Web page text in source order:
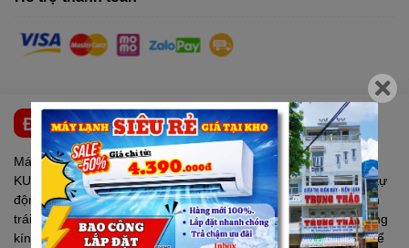
ĐẶC ĐIỂM NỔI BẬT
Máy ép trái cây tốc độ chậm dành cho kinh doanh hiệu
KUVINGSCS520CB với thiết kế miệng máy ép nguyên trái lẫy tự
động thông minh “Flap Gate” với 2 miệng ép (miệng ép nguyên
trái củ quả và miệng ép rau) được cấp bằng sáng chế với đường
kính 8.8cm ép cả quả mà không cần phải cắt lát và dùng sức để